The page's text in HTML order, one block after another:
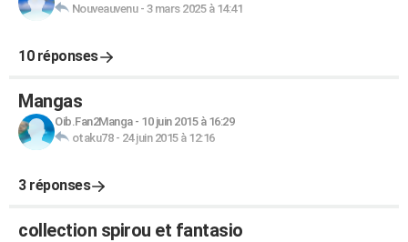
Nouveauvenu- 3 mars 2025 à 14:41
10 réponses
Mangas
Oib.Fan2Manga- 10 juin 2015 à 16:29
otaku78- 24 juin 2015 à 12:16
3 réponses
collection spirou et fantasio